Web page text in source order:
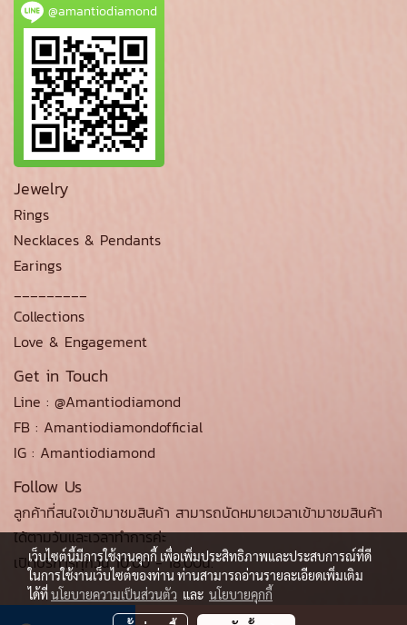
@amantiodiamond
Jewelry
Rings
Necklaces & Pendants
Earings
Collections
Love & Engagement
Get in Touch
Line : @Amantiodiamond
FB : Amantiodiamondofficial
IG : Amantiodiamond
Follow Us
ลูกค้าที่สนใจเข้ามาชมสินค้า สามารถนัดหมายเวลาเข้ามาชมสินค้า
ได้ตามวันและเวลาทำการค่ะ
เปิดบริการทุกวัน 10.00 - 18.00น.
เว็บไซต์นี้มีการใช้งานคุกกี้ เพื่อเพิ่มประสิทธิภาพและประสบการณ์ที่ดี
ในการใช้งานเว็บไซต์ของท่าน ท่านสามารถอ่านรายละเอียดเพิ่มเติม
ได้ที่นโยบายความเป็นส่วนตัว และ นโยบายคุกกี้